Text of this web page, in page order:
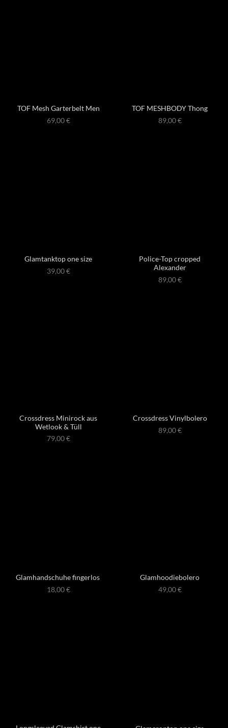
TOF Mesh Garterbelt Men
69,00€
TOF MESHBODY Thong
89,00€
Glamtanktop one size
39,00€
Police-Top cropped
Alexander
89,00€
Crossdress Minirock aus
Wetlook & Tüll
79,00€
Crossdress Vinylbolero
89,00€
Glamhandschuhe fingerlos
18,00€
Glamhoodiebolero
49,00€